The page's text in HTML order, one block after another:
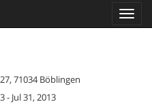
71034 Böblingen
- Jul 31, 2013